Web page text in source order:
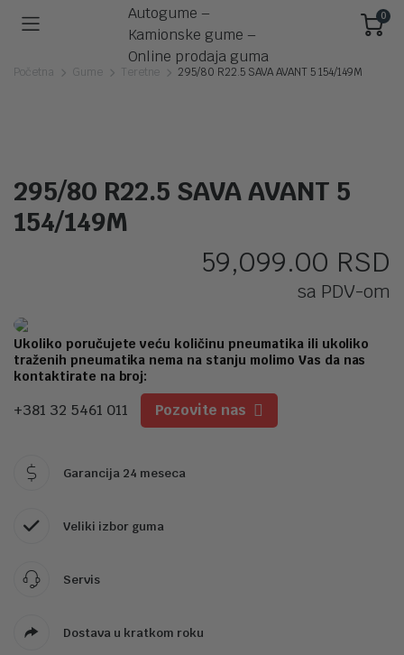
0
Početna Gume Teretne 295/80 R22.5 SAVA AVANT 5 154/149M
295/80 R22.5 SAVA AVANT 5
154/149M
59,099.00 RSD
sa PDV-om
Ukoliko poručujete veću količinu pneumatika ili ukoliko
traženih pneumatika nema na stanju molimo Vas da nas
kontaktirate na broj:
+381 32 5461 011 Pozovite nas
Garancija 24 meseca
Veliki izbor guma
Servis
Dostava u kratkom roku